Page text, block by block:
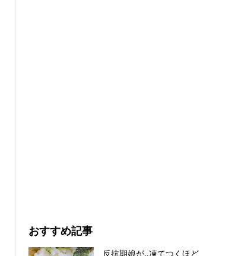
おすすめ記事
反抗期娘が‥凍てつくほど